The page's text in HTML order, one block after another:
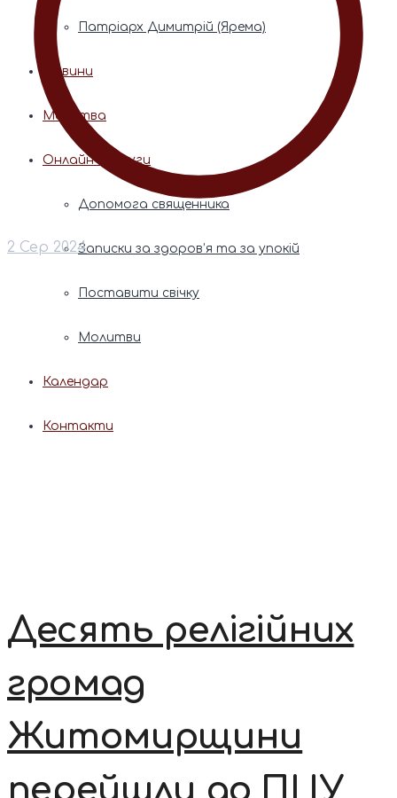
Патріарх Димитрій (Ярема)
Новини
Молитва
Онлайн послуги
Допомога священника
Записки за здоров’я та за упокій
Поставити свічку
Молитви
Календар
Контакти
2 Сер 2024
Десять релігійних
громад
Житомирщини
перейшли до ПЦУ